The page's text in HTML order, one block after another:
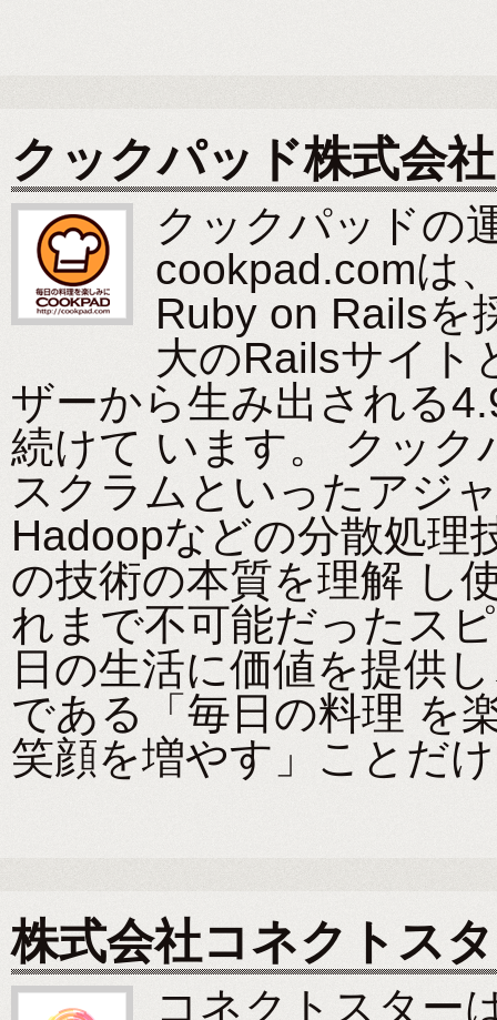
クックパッド株式会社
クックパッドの
cookpad.comは
Ruby on Railsを
大のRailsサイト
ザーから生み出される
続けて います。 クック
スクラムといったアジ
Hadoopなどの分散処理
の技術の本質を理解 し
れまで不可能だったス
日の生活に価値を提供
である「毎日の料理 を
笑顔を増やす」ことだ
株式会社コネクトス
コネクトスター